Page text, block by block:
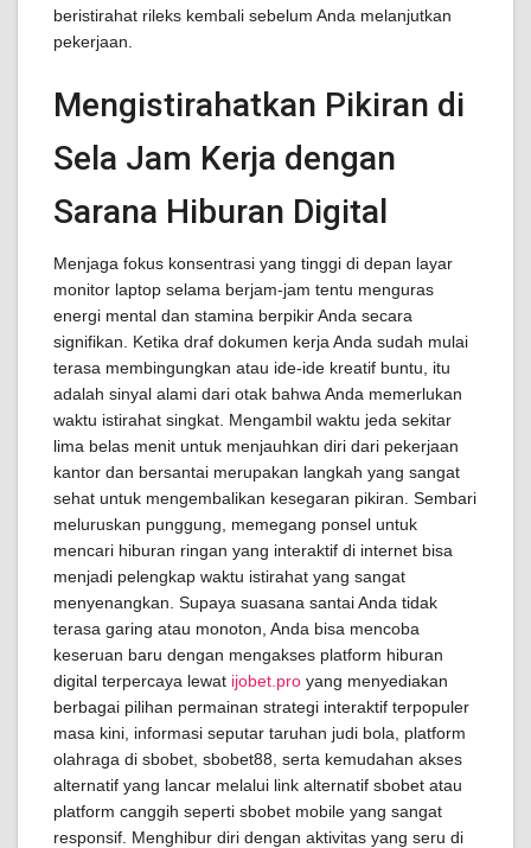
beristirahat rileks kembali sebelum Anda melanjutkan
pekerjaan.
Mengistirahatkan Pikiran di
Sela Jam Kerja dengan
Sarana Hiburan Digital
Menjaga fokus konsentrasi yang tinggi di depan layar
monitor laptop selama berjam-jam tentu menguras
energi mental dan stamina berpikir Anda secara
signifikan. Ketika draf dokumen kerja Anda sudah mulai
terasa membingungkan atau ide-ide kreatif buntu, itu
adalah sinyal alami dari otak bahwa Anda memerlukan
waktu istirahat singkat. Mengambil waktu jeda sekitar
lima belas menit untuk menjauhkan diri dari pekerjaan
kantor dan bersantai merupakan langkah yang sangat
sehat untuk mengembalikan kesegaran pikiran. Sembari
meluruskan punggung, memegang ponsel untuk
mencari hiburan ringan yang interaktif di internet bisa
menjadi pelengkap waktu istirahat yang sangat
menyenangkan. Supaya suasana santai Anda tidak
terasa garing atau monoton, Anda bisa mencoba
keseruan baru dengan mengakses platform hiburan
digital terpercaya lewat ijobet.pro yang menyediakan
berbagai pilihan permainan strategi interaktif terpopuler
masa kini, informasi seputar taruhan judi bola, platform
olahraga di sbobet, sbobet88, serta kemudahan akses
alternatif yang lancar melalui link alternatif sbobet atau
platform canggih seperti sbobet mobile yang sangat
responsif. Menghibur diri dengan aktivitas yang seru di